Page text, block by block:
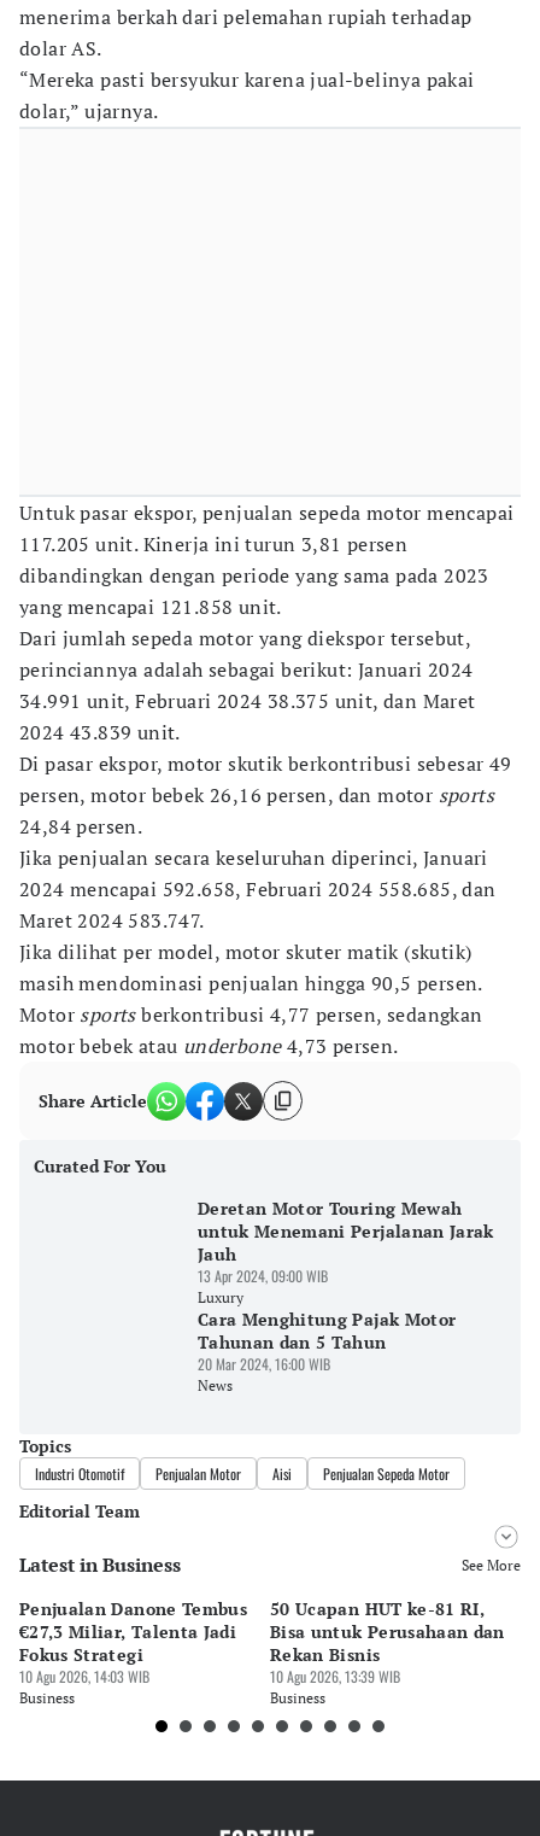
menerima berkah dari pelemahan rupiah terhadap
dolar AS.
“Mereka pasti bersyukur karena jual-belinya pakai
dolar,” ujarnya.
Untuk pasar ekspor, penjualan sepeda motor mencapai
117.205 unit. Kinerja ini turun 3,81 persen
dibandingkan dengan periode yang sama pada 2023
yang mencapai 121.858 unit.
Dari jumlah sepeda motor yang diekspor tersebut,
perinciannya adalah sebagai berikut: Januari 2024
34.991 unit, Februari 2024 38.375 unit, dan Maret
2024 43.839 unit.
Di pasar ekspor, motor skutik berkontribusi sebesar 49
persen, motor bebek 26,16 persen, dan motor sports
24,84 persen.
Jika penjualan secara keseluruhan diperinci, Januari
2024 mencapai 592.658, Februari 2024 558.685, dan
Maret 2024 583.747.
Jika dilihat per model, motor skuter matik (skutik)
masih mendominasi penjualan hingga 90,5 persen.
Motor sportsberkontribusi 4,77 persen, sedangkan
motor bebek atau underbone4,73 persen.
Share Article
Curated For You
Deretan Motor Touring Mewah
untuk Menemani Perjalanan Jarak
Jauh
13 Apr 2024, 09:00 WIB
Luxury
Cara Menghitung Pajak Motor
Tahunan dan 5 Tahun
20 Mar 2024, 16:00 WIB
News
Topics
Industri Otomotif Penjualan Motor Aisi Penjualan Sepeda Motor
Editorial Team
Editor
Editor
Eko Wahyudi
Latest in Business See More
Penjualan Danone Tembus
€27,3 Miliar, Talenta Jadi
Fokus Strategi
10 Agu 2026, 14:03 WIB
Business
50 Ucapan HUT ke-81 RI,
Bisa untuk Perusahaan dan
Rekan Bisnis
10 Agu 2026, 13:39 WIB
Business